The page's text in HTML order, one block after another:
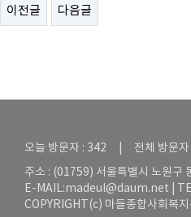
이전글 다음글
오늘 방문자 : 342 | 전체 방문자
주소 : (01759) 서울특별시 노원구
E-MAIL:madeul@daum.net |
COPYRIGHT(c) 마들종합사회복